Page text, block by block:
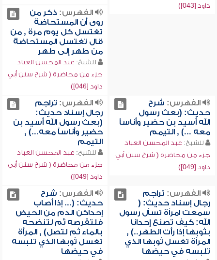
داود [043])
الفهرس: ذكر من
روى أن المستحاضة
تغتسل كل يوم مرة , من
قال تغتسل المستحاضة
من طهر إلى طهر
للشيخ: عبد المحسن العباد
جزء من محاضرة ( شرح سنن أبي
داود [046])
الفهرس: شرح
حديث: (بعث رسول
الله أسيد بن حضير وأناساً
معه ...) , التيمم
للشيخ: عبد المحسن العباد
جزء من محاضرة ( شرح سنن أبي
داود [049])
الفهرس: تراجم
رجال إسناد حديث:
(بعث رسول الله أسيد بن
حضير وأناساً معه...) ,
التيمم
للشيخ: عبد المحسن العباد
جزء من محاضرة ( شرح سنن أبي
داود [049])
الفهرس: تراجم
رجال إسناد حديث: (
سمعت امرأة تسأل رسول
الله: كيف تصنع إحدانا
بثوبها إذا رأت الطهر..) ,
المرأة تغسل ثوبها الذي
تلبسه في حيضها
الفهرس: شرح
حديث: (... إذا أصاب
إحداكن الدم من الحيض
فلتقرصه ثم لتنضحه
بالماء ثم لتصل) , المرأة
تغسل ثوبها الذي تلبسه
في حيضها